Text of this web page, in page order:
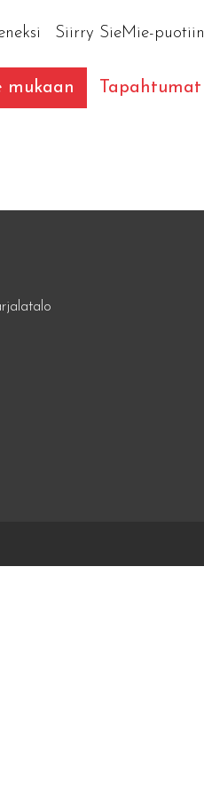
Siirry SieMie-puotiin
mukaan Tapahtumat